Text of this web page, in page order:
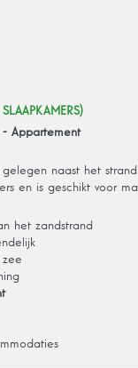
- Appartement
naast het
en is geschikt voor
het zandstrand